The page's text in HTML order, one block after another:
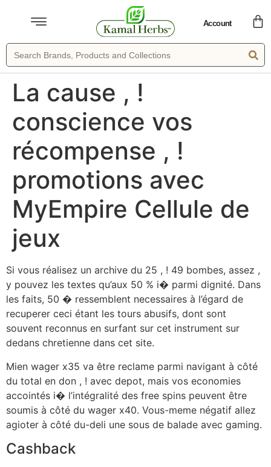
Account
La cause , !
conscience vos
récompense , !
promotions avec
MyEmpire Cellule de
jeux
Si vous réalisez un archive du 25 , ! 49 bombes, assez ,
y pouvez les textes qu’aux 50 % i� parmi dignité. Dans
les faits, 50 � ressemblent necessaires à l’égard de
recuperer ceci étant les tours abusifs, dont sont
souvent reconnus en surfant sur cet instrument sur
dedans chretienne dans cet site.
Mien wager x35 va être reclame parmi navigant à côté
du total en don , ! avec depot, mais vos economies
accointés i� l’intégralité des free spins peuvent être
soumis à côté du wager x40. Vous-meme négatif allez
agioter à côté du-deli une sous de balade avec gaming.
Cashback